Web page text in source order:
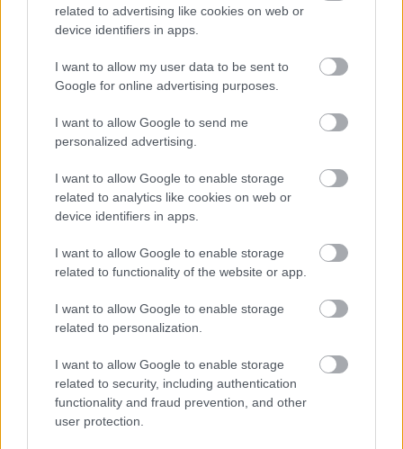
related to advertising like cookies on web or
device identifiers in apps.
I want to allow my user data to be sent to
Google for online advertising purposes.
I want to allow Google to send me
personalized advertising.
I want to allow Google to enable storage
related to analytics like cookies on web or
device identifiers in apps.
I want to allow Google to enable storage
related to functionality of the website or app.
I want to allow Google to enable storage
related to personalization.
I want to allow Google to enable storage
related to security, including authentication
functionality and fraud prevention, and other
user protection.
ΣΗΜΕΡΑ ΣΤΟ IATRONET.GR
Πώς η στάση του σώματος ενισχύει τη θετική διάθεση
και την ανάληψη ρίσκου